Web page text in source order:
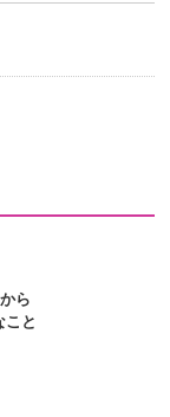
ら
こと